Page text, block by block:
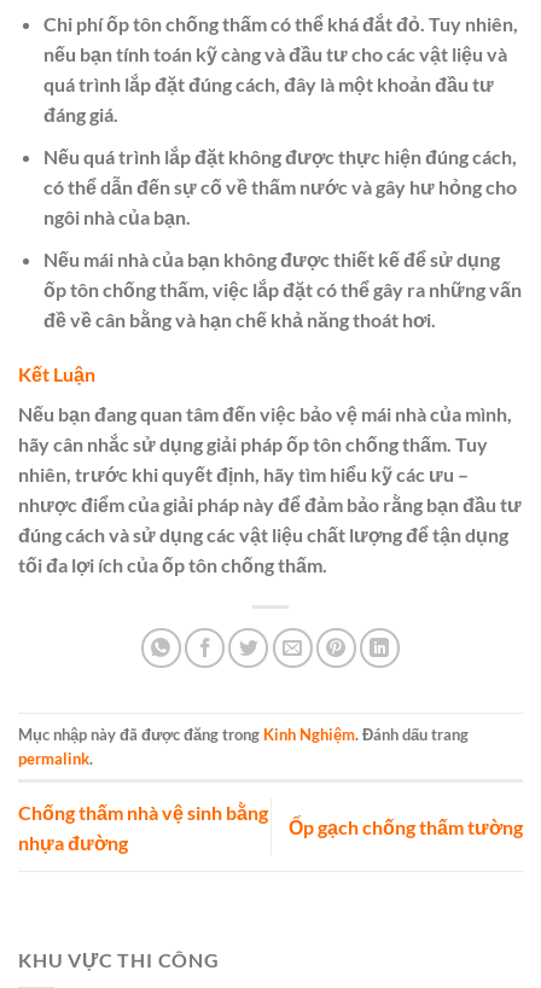
Chi phí ốp tôn chống thấm có thể khá đắt đỏ. Tuy nhiên,
nếu bạn tính toán kỹ càng và đầu tư cho các vật liệu và
quá trình lắp đặt đúng cách, đây là một khoản đầu tư
đáng giá.
Nếu quá trình lắp đặt không được thực hiện đúng cách,
có thể dẫn đến sự cố về thấm nước và gây hư hỏng cho
ngôi nhà của bạn.
Nếu mái nhà của bạn không được thiết kế để sử dụng
ốp tôn chống thấm, việc lắp đặt có thể gây ra những vấn
đề về cân bằng và hạn chế khả năng thoát hơi.
Kết Luận
Nếu bạn đang quan tâm đến việc bảo vệ mái nhà của mình,
hãy cân nhắc sử dụng giải pháp ốp tôn chống thấm. Tuy
nhiên, trước khi quyết định, hãy tìm hiểu kỹ các ưu –
nhược điểm của giải pháp này để đảm bảo rằng bạn đầu tư
đúng cách và sử dụng các vật liệu chất lượng để tận dụng
tối đa lợi ích của ốp tôn chống thấm.
Mục nhập này đã được đăng trong Kinh Nghiệm. Đánh dấu trang
permalink.
Chống thấm nhà vệ sinh bằng
nhựa đường
Ốp gạch chống thấm tường
KHU VỰC THI CÔNG